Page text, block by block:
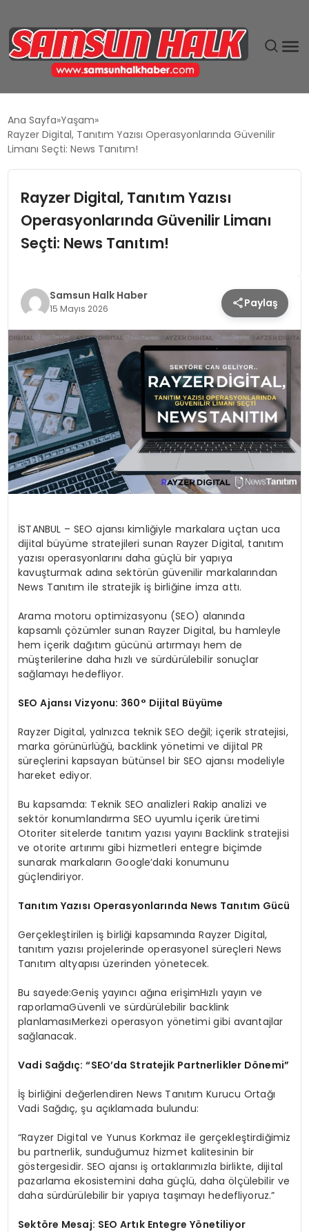
EĞITIM
GÜNDEM
MAGAZIN
SIYASET
SPOR
TEKNOLOJI
YAŞAM
Ana Sayfa Yaşam
Rayzer Digital, Tanıtım Yazısı Operasyonlarında Güvenilir
Limanı Seçti: News Tanıtım!
Rayzer Digital, Tanıtım Yazısı
Operasyonlarında Güvenilir Limanı
Seçti: News Tanıtım!
Samsun Halk Haber
15 Mayıs 2026 Paylaş
İSTANBUL – SEO ajansı kimliğiyle markalara uçtan uca
dijital büyüme stratejileri sunan Rayzer Digital, tanıtım
yazısı operasyonlarını daha güçlü bir yapıya
kavuşturmak adına sektörün güvenilir markalarından
News Tanıtım ile stratejik iş birliğine imza attı.
Arama motoru optimizasyonu (SEO) alanında
kapsamlı çözümler sunan Rayzer Digital, bu hamleyle
hem içerik dağıtım gücünü artırmayı hem de
müşterilerine daha hızlı ve sürdürülebilir sonuçlar
sağlamayı hedefliyor.
SEO Ajansı Vizyonu: 360° Dijital Büyüme
Rayzer Digital, yalnızca teknik SEO değil; içerik stratejisi,
marka görünürlüğü, backlink yönetimi ve dijital PR
süreçlerini kapsayan bütünsel bir SEO ajansı modeliyle
hareket ediyor.
Bu kapsamda: Teknik SEO analizleri Rakip analizi ve
sektör konumlandırma SEO uyumlu içerik üretimi
Otoriter sitelerde tanıtım yazısı yayını Backlink stratejisi
ve otorite artırımı gibi hizmetleri entegre biçimde
sunarak markaların Google’daki konumunu
güçlendiriyor.
Tanıtım Yazısı Operasyonlarında News Tanıtım Gücü
Gerçekleştirilen iş birliği kapsamında Rayzer Digital,
tanıtım yazısı projelerinde operasyonel süreçleri News
Tanıtım altyapısı üzerinden yönetecek.
Bu sayede:Geniş yayıncı ağına erişimHızlı yayın ve
raporlamaGüvenli ve sürdürülebilir backlink
planlamasıMerkezi operasyon yönetimi gibi avantajlar
sağlanacak.
Vadi Sağdıç: “SEO’da Stratejik Partnerlikler Dönemi”
İş birliğini değerlendiren News Tanıtım Kurucu Ortağı
Vadi Sağdıç, şu açıklamada bulundu:
“Rayzer Digital ve Yunus Korkmaz ile gerçekleştirdiğimiz
bu partnerlik, sunduğumuz hizmet kalitesinin bir
göstergesidir. SEO ajansı iş ortaklarımızla birlikte, dijital
pazarlama ekosistemini daha güçlü, daha ölçülebilir ve
daha sürdürülebilir bir yapıya taşımayı hedefliyoruz.”
Sektöre Mesaj: SEO Artık Entegre Yönetiliyor